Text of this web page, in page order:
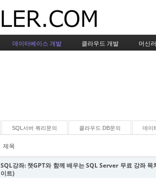
데이터베이스 개발 클라우드 개발 머신
SQL서버 쿼리문의 클라우드 DB문의 데이
제목
SQL강좌: 챗GPT와 함께 배우는 SQL Server 무료 강좌 목
이트)